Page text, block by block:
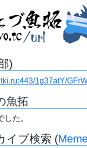
)
1g37atY/
魚拓
した。
イブ検索 (